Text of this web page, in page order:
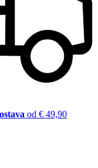
od € 49,90